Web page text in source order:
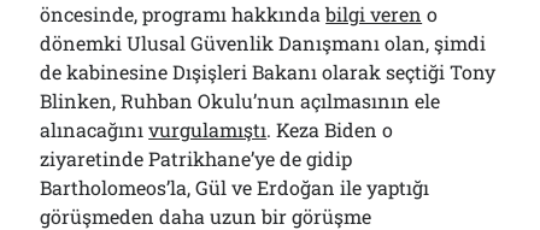
öncesinde, programı hakkındabilgi veren o
dönemki Ulusal Güvenlik Danışmanı olan, şimdi
de kabinesine Dışişleri Bakanı olarak seçtiği Tony
Blinken, Ruhban Okulu’nun açılmasının ele
alınacağınıvurgulamıştı. Keza Biden o
ziyaretinde Patrikhane’ye de gidip
Bartholomeos’la, Gül ve Erdoğan ile yaptığı
görüşmeden daha uzun bir görüşme